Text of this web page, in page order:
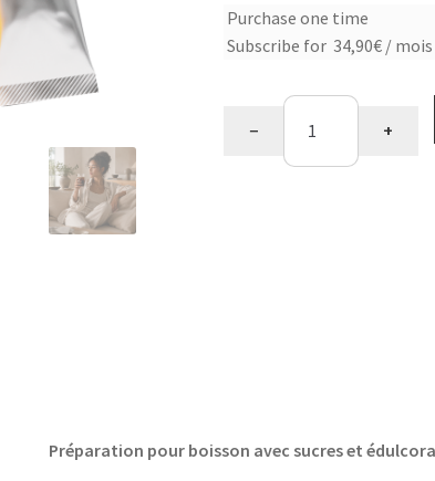
Choose
Purchase one time
Subscribe for 34,90€ / mois
quantité
− +
Préparation pour boisson avec sucres et